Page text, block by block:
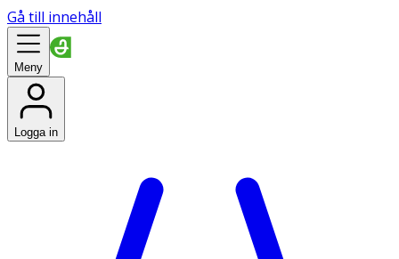
Gå till innehåll
Meny
Logga in